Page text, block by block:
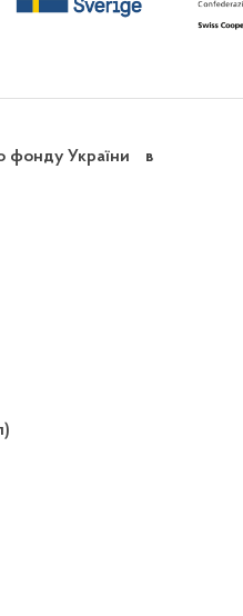
фонду України в